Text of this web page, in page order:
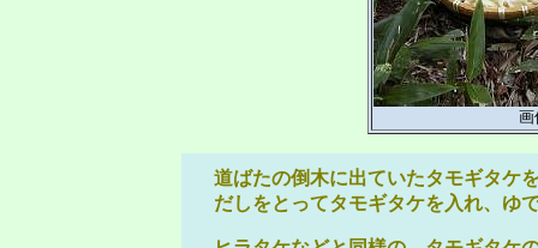
画
道ばたの倒木に出ていたタモギタケ
だしをとってタモギタケを入れ、ゆ